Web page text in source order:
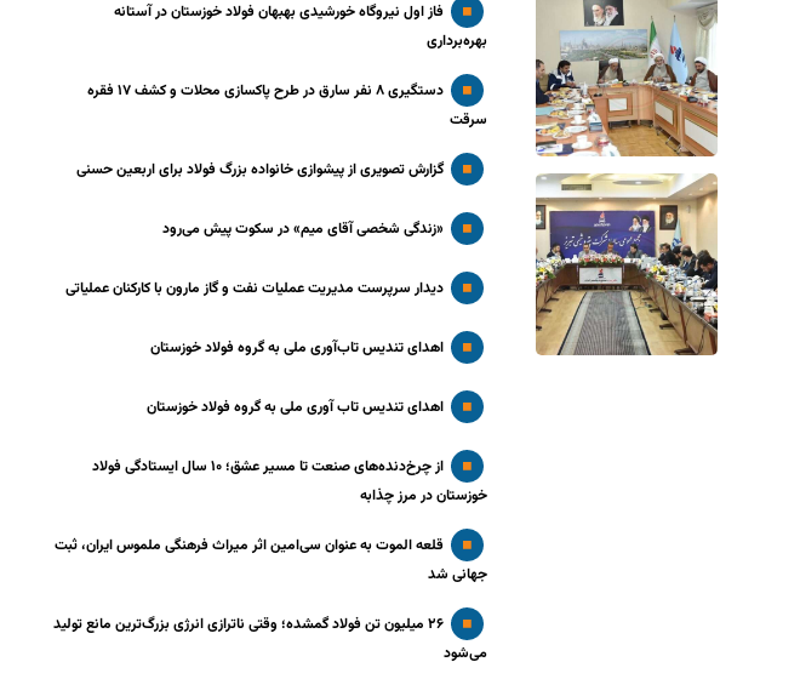
فاز اول نیروگاه خورشیدی بهبهان فولاد خوزستان در آستانه
بهره‌برداری
دستگیری ۸ نفر سارق در طرح پاکسازی محلات و کشف ۱۷ فقره
سرقت
گزارش تصویری از پیشوازی خانواده بزرگ فولاد برای اربعین حسنی
«زندگی شخصی آقای میم» در سکوت پیش می‌رود
دیدار سرپرست مدیریت عملیات نفت و گاز مارون با کارکنان عملیاتی
اهدای تندیس تاب‌آوری ملی به گروه فولاد خوزستان
اهدای تندیس تاب آوری ملی به گروه فولاد خوزستان
از چرخ‌دنده‌های صنعت تا مسیر عشق؛ ۱۰ سال ایستادگی فولاد
خوزستان در مرز چذابه
قلعه الموت به عنوان سی‌امین اثر میراث‌ فرهنگی ملموس ایران، ثبت
جهانی شد
۲۶ میلیون تن فولاد گمشده؛ وقتی ناترازی انرژی بزرگ‌ترین مانع تولید
می‌شود